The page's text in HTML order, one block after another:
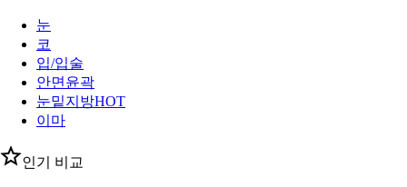
눈
코
입/입술
안면윤곽
눈밑지방HOT
이마
인기 비교